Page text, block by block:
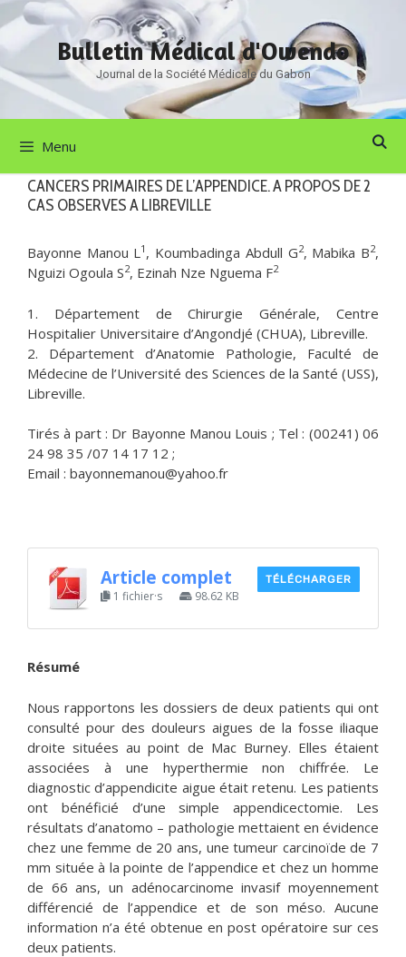
Aller
au
contenu
Bulletin Médical d'Owendo
Journal de la Société Médicale du Gabon
Menu
CANCERS PRIMAIRES DE L’APPENDICE. A PROPOS DE 2
CAS OBSERVES A LIBREVILLE
Bayonne Manou L1 , Koumbadinga Abdull G2, Mabika B2,
Nguizi Ogoula S2, Ezinah Nze Nguema F2
1. Département de Chirurgie Générale, Centre
Hospitalier Universitaire d’Angondjé (CHUA), Libreville.
2. Département d’Anatomie Pathologie, Faculté de
Médecine de l’Université des Sciences de la Santé (USS),
Libreville.
Tirés à part : Dr Bayonne Manou Louis ; Tel : (00241) 06
24 98 35 /07 14 17 12 ;
Email : bayonnemanou@yahoo.fr
Article complet
1 fichier·s 98.62 KB
TÉLÉCHARGER
Résumé
Nous rapportons les dossiers de deux patients qui ont
consulté pour des douleurs aigues de la fosse iliaque
droite situées au point de Mac Burney. Elles étaient
associées à une hyperthermie non chiffrée. Le
diagnostic d’appendicite aigue était retenu. Les patients
ont bénéficié d’une simple appendicectomie. Les
résultats d’anatomo – pathologie mettaient en évidence
chez une femme de 20 ans, une tumeur carcinoïde de 7
mm située à la pointe de l’appendice et chez un homme
de 66 ans, un adénocarcinome invasif moyennement
différencié de l’appendice et de son méso. Aucune
information n’a été obtenue en post opératoire sur ces
deux patients.